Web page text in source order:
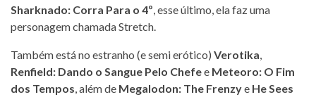
Sharknado: Corra Para o 4º , esse último, ela faz uma
personagem chamada Stretch.
Também está no estranho (e semi erótico) Verotika
Renfield: Dando o Sangue Pelo Chefee Meteoro: O Fim
dos Tempos , além de Megalodon: The Frenzye He Sees